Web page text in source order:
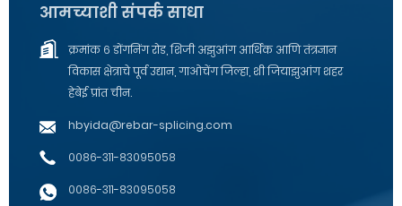
आमच्याशी संपर्क साधा
क्रमांक ६ डोंगनिंग रोड, शिजी अझुआंग आर्थिक आणि तंत्रज्ञान
विकास क्षेत्राचे पूर्व उद्यान, गाओचेंग जिल्हा, शी जियाझुआंग शहर
हेबेई प्रांत चीन.
hbyida@rebar-splicing.com
००८६-३११-८३०९५०५८
००८६-३११-८३०९५०५८